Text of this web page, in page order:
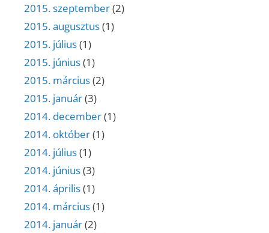
2015. szeptember(2)
2015. augusztus(1)
2015. július(1)
2015. június(1)
2015. március(2)
2015. január(3)
2014. december(1)
2014. október(1)
2014. július(1)
2014. június(3)
2014. április(1)
2014. március(1)
2014. január(2)